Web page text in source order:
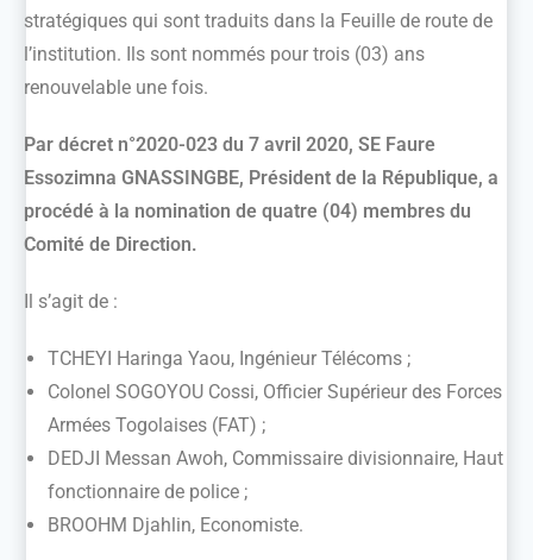
stratégiques qui sont traduits dans la Feuille de route de
l’institution. Ils sont nommés pour trois (03) ans
renouvelable une fois.
Par décret n°2020-023 du 7 avril 2020, SE Faure
Essozimna GNASSINGBE, Président de la République, a
procédé à la nomination de quatre (04) membres du
Comité de Direction.
Il s’agit de :
TCHEYI Haringa Yaou, Ingénieur Télécoms ;
Colonel SOGOYOU Cossi, Officier Supérieur des Forces
Armées Togolaises (FAT) ;
DEDJI Messan Awoh, Commissaire divisionnaire, Haut
fonctionnaire de police ;
BROOHM Djahlin, Economiste.